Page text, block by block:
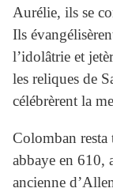
Aurélie, ils se
Ils
l’idolâtrie et
les reliques de
célébrèrent la
Colomban resta
abbaye en 610,
ancienne